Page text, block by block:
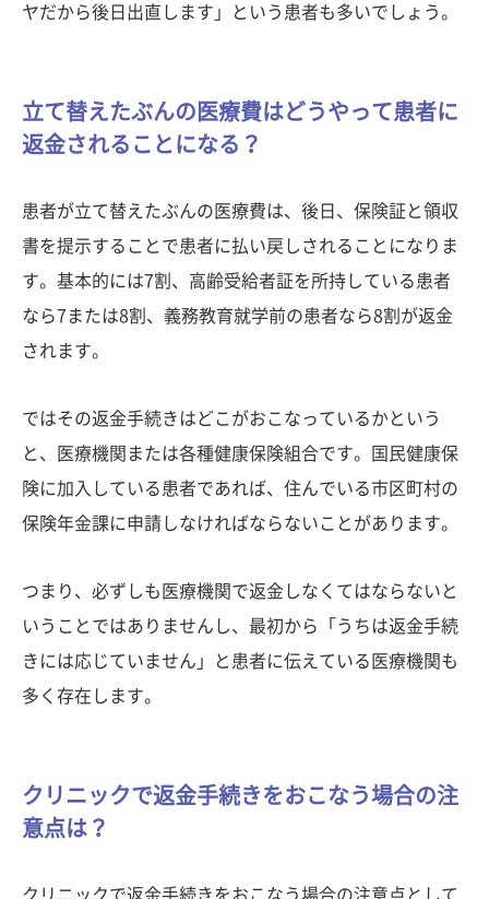
ヤだから後日出直します」という患者も多いでしょう。
立て替えたぶんの医療費はどうやって患者に
返金されることになる？
患者が立て替えたぶんの医療費は、後日、保険証と領収
書を提示することで患者に払い戻しされることになりま
す。基本的には7割、高齢受給者証を所持している患者
なら7または8割、義務教育就学前の患者なら8割が返金
されます。
ではその返金手続きはどこがおこなっているかという
と、医療機関または各種健康保険組合です。国民健康保
険に加入している患者であれば、住んでいる市区町村の
保険年金課に申請しなければならないことがあります。
つまり、必ずしも医療機関で返金しなくてはならないと
いうことではありませんし、最初から「うちは返金手続
きには応じていません」と患者に伝えている医療機関も
多く存在します。
クリニックで返金手続きをおこなう場合の注
意点は？
クリニックで返金手続きをおこなう場合の注意点として